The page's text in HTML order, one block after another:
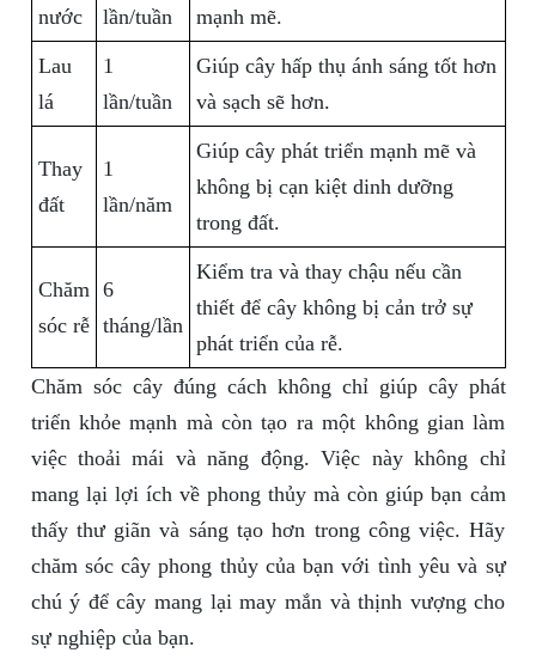
nước
lần/tuần
mạnh mẽ.
Lau
lá
1
lần/tuần
Giúp cây hấp thụ ánh sáng tốt hơn
và sạch sẽ hơn.
Thay
đất
1
lần/năm
Giúp cây phát triển mạnh mẽ và
không bị cạn kiệt dinh dưỡng
trong đất.
Chăm
sóc rễ
6
tháng/lần
Kiểm tra và thay chậu nếu cần
thiết để cây không bị cản trở sự
phát triển của rễ.
Chăm sóc cây đúng cách không chỉ giúp cây phát
triển khỏe mạnh mà còn tạo ra một không gian làm
việc thoải mái và năng động. Việc này không chỉ
mang lại lợi ích về phong thủy mà còn giúp bạn cảm
thấy thư giãn và sáng tạo hơn trong công việc. Hãy
chăm sóc cây phong thủy của bạn với tình yêu và sự
chú ý để cây mang lại may mắn và thịnh vượng cho
sự nghiệp của bạn.